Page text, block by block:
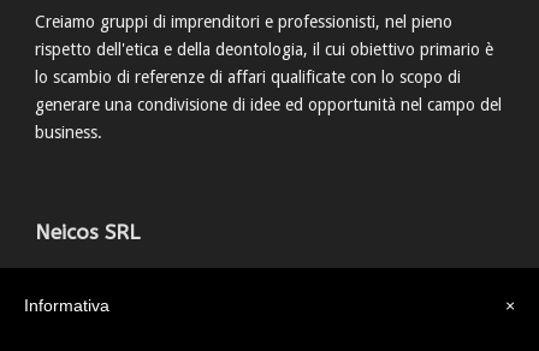
Creiamo gruppi di imprenditori e professionisti, nel pieno
rispetto dell'etica e della deontologia, il cui obiettivo primario è
lo scambio di referenze di affari qualificate con lo scopo di
generare una condivisione di idee ed opportunità nel campo del
business.
Neicos SRL
×
Informativa